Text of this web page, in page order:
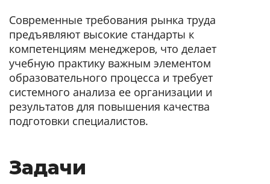
Современные требования рынка труда
предъявляют высокие стандарты к
компетенциям менеджеров, что делает
учебную практику важным элементом
образовательного процесса и требует
системного анализа ее организации и
результатов для повышения качества
подготовки специалистов.
Задачи